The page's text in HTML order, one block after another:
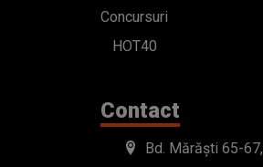
Concursuri
HOT40
Contact
Bd. Mărăști 65-67,